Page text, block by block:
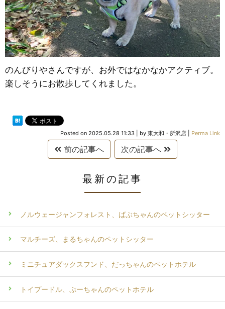
のんびりやさんですが、お外ではなかなかアクティブ。
楽しそうにお散歩してくれました。
Posted on 2025.05.28 11:33 by 東大和・所沢店 Perma Link
前の記事へ 次の記事へ
最新の記事
ノルウェージャンフォレスト、ばぶちゃんのペットシッター
マルチーズ、まるちゃんのペットシッター
ミニチュアダックスフンド、だっちゃんのペットホテル
トイプードル、ぷーちゃんのペットホテル